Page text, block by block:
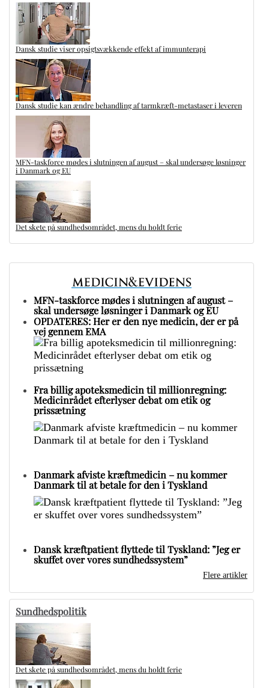
Dansk studie viser opsigtsvækkende effekt af immunterapi
Dansk studie kan ændre behandling af tarmkræft-metastaser i leveren
MFN-taskforce mødes i slutningen af august – skal undersøge løsninger
i Danmark og EU
Det skete på sundhedsområdet, mens du holdt ferie
MFN-taskforce mødes i slutningen af august –
skal undersøge løsninger i Danmark og EU
OPDATERES: Her er den nye medicin, der er på
vej gennem EMA
Fra billig apoteksmedicin til millionregning:
Medicinrådet efterlyser debat om etik og
prissætning
Danmark afviste kræftmedicin – nu kommer
Danmark til at betale for den i Tyskland
Dansk kræftpatient flyttede til Tyskland: ”Jeg er
skuffet over vores sundhedssystem”
Flere artikler
Sundhedspolitik
Det skete på sundhedsområdet, mens du holdt ferie